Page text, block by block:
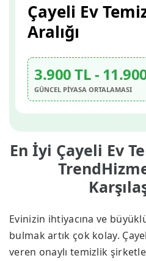
En İyi Çayeli Ev
Evinizin ihtiyacına ve
bulmak artık çok kolay.
veren onaylı temizlik
Çayeli Ev
Aralığı
3.900 TL -
GÜNCEL PİYASA ORTALAMASI